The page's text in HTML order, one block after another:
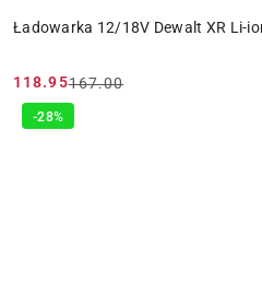
Ładowarka 12/18V Dewalt XR Li-
Cena
promocyjna:
118.95
Cena
przed
167.00
-28%